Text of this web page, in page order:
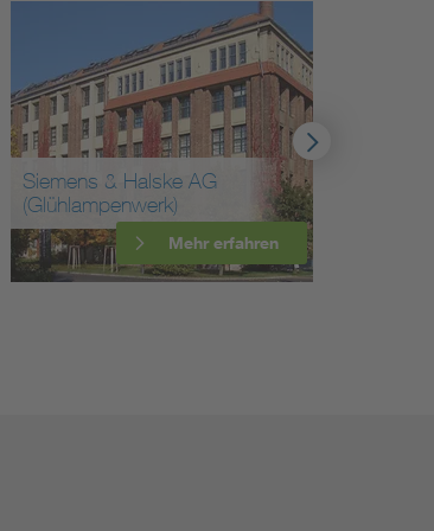
Siemens & Halske AG
(Glühlampenwerk)
Mehr erfahren